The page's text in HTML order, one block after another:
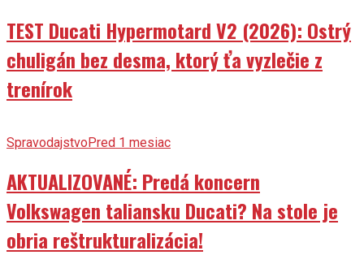
TEST Ducati Hypermotard V2 (2026): Ostrý
chuligán bez desma, ktorý ťa vyzlečie z
trenírok
SpravodajstvoPred 1 mesiac
AKTUALIZOVANÉ: Predá koncern
Volkswagen taliansku Ducati? Na stole je
obria reštrukturalizácia!